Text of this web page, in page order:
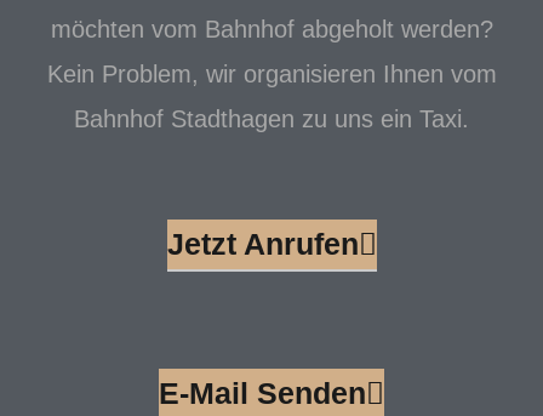
möchten vom Bahnhof abgeholt werden?
Kein Problem, wir organisieren Ihnen vom
Bahnhof Stadthagen zu uns ein Taxi.
Jetzt Anrufen
E-Mail Senden